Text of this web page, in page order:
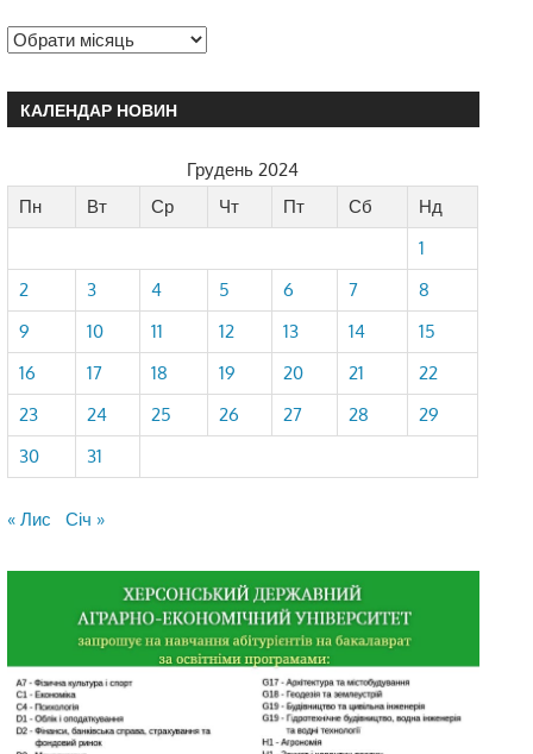
КАЛЕНДАР НОВИН
Грудень 2024
Пн
Вт Ср Чт Пт Сб
Нд
1
2
3 4 5 6 7
8
9
10 11 12 13 14
15
16
17 18 19 20 21
22
23
24 25 26 27 28
29
30
31
« Лис Січ »